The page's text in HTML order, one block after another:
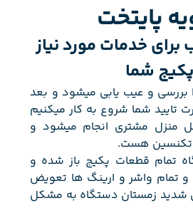
پایتخت
برای خدمات مورد نیاز
پکیج شما
بررسی و عیب یابی میشود و بعد
تایید شما شروع به کار میکنیم
منزل مشتری انجام میشود و
تکنسین هست.
تمام قطعات پکیج باز شده و
تمام واشر و ارینگ ها تعویض
شدید زمستان دستگاه به مشکل